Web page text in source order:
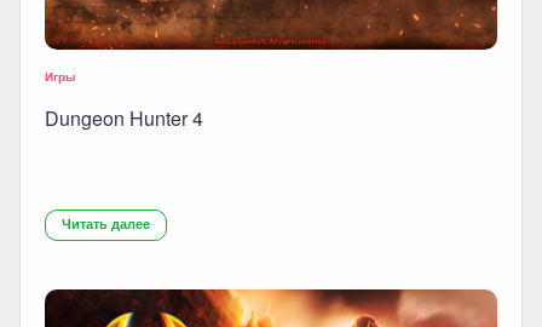
Игры
Dungeon Hunter 4
Читать далее